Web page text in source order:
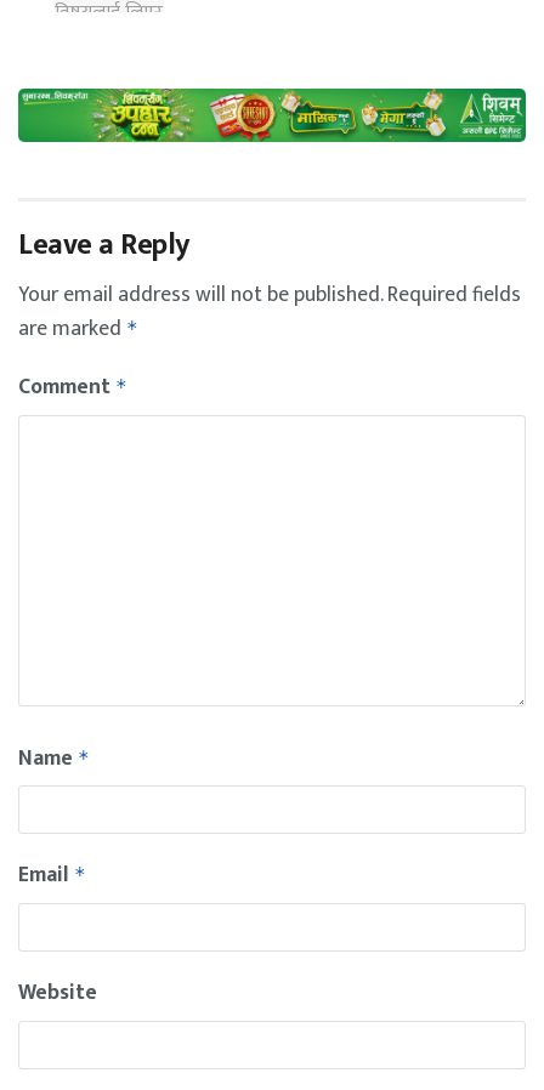
Leave a Reply
Your email address will not be published.Required fields
are marked *
Comment *
Name *
Email *
Website